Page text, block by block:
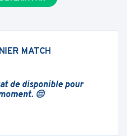
MATCH
de disponible pour
😔